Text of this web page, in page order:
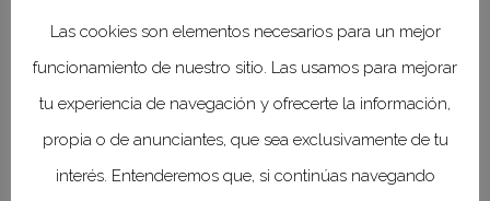
Las cookies son elementos necesarios para un mejor
funcionamiento de nuestro sitio. Las usamos para mejorar
tu experiencia de navegación y ofrecerte la información,
propia o de anunciantes, que sea exclusivamente de tu
interés. Entenderemos que, si continúas navegando